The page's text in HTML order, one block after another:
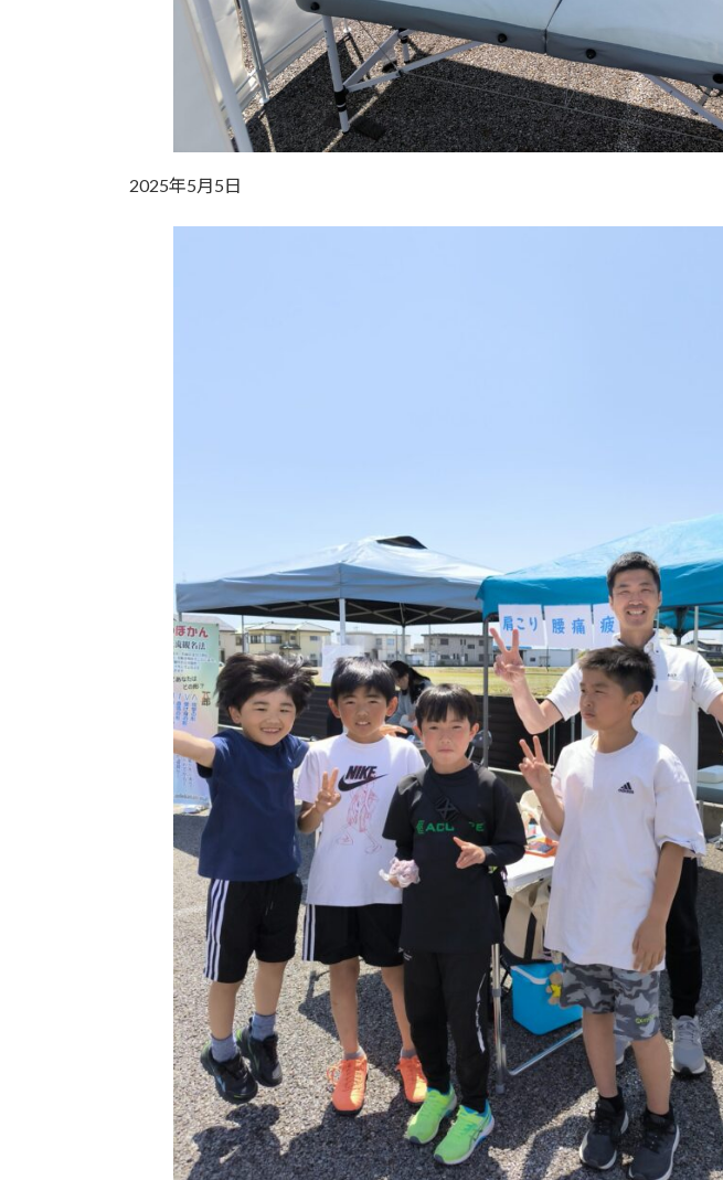
2025年5月5日